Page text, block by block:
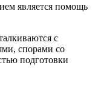
является помощь
с
спорами со
подготовки